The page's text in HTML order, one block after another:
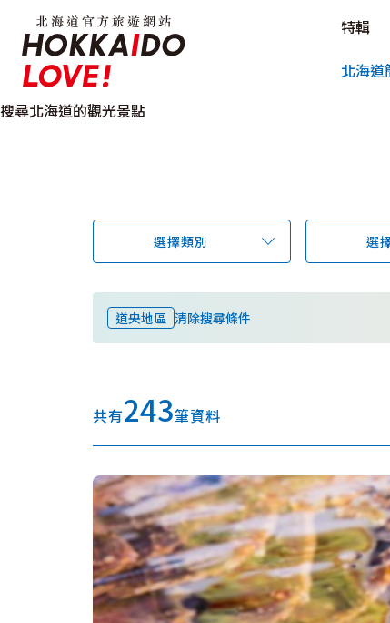
北海道官方
北海道官方旅遊網站 特輯
北海道
搜尋北海道的觀光景點
選擇類別 選
道央地區 清除搜尋條件
共有243筆資料